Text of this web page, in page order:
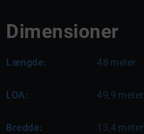
Dimensioner
Længde: 48 meter
LOA: 49,9 meter
Bredde: 13,4 meter